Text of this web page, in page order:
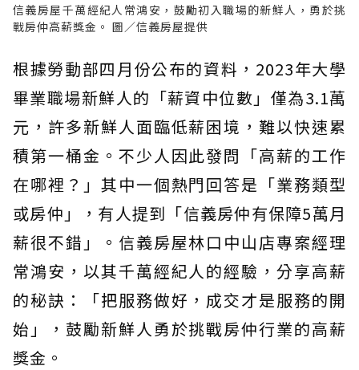
信義房屋千萬經紀人常鴻安，鼓勵初入職場的新鮮人，勇於挑
戰房仲高薪獎金。 圖／信義房屋提供
根據勞動部四月份公布的資料，2023年大學
畢業職場新鮮人的「薪資中位數」僅為3.1萬
元，許多新鮮人面臨低薪困境，難以快速累
積第一桶金。不少人因此發問「高薪的工作
在哪裡？」其中一個熱門回答是「業務類型
或房仲」，有人提到「信義房仲有保障5萬月
薪很不錯」。信義房屋林口中山店專案經理
常鴻安，以其千萬經紀人的經驗，分享高薪
的秘訣：「把服務做好，成交才是服務的開
始」，鼓勵新鮮人勇於挑戰房仲行業的高薪
獎金。